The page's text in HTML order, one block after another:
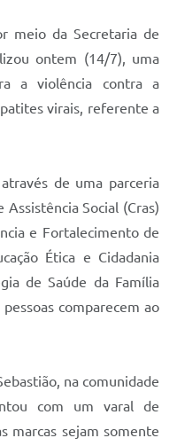
meio da Secretaria de
ontem (14/7), uma
a violência contra a
virais, referente a
de uma parceria
Social (Cras)
e Fortalecimento de
Ética e Cidadania
de Saúde da Família
comparecem ao
na comunidade
com um varal de
marcas sejam somente